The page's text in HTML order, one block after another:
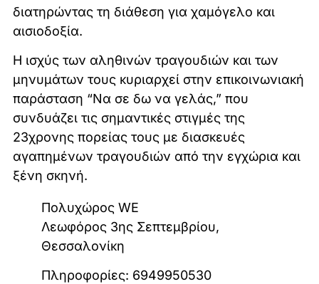
διατηρώντας τη διάθεση για χαμόγελο και
αισιοδοξία.
Η ισχύς των αληθινών τραγουδιών και των
μηνυμάτων τους κυριαρχεί στην επικοινωνιακή
παράσταση “Να σε δω να γελάς,” που
συνδυάζει τις σημαντικές στιγμές της
23χρονης πορείας τους με διασκευές
αγαπημένων τραγουδιών από την εγχώρια και
ξένη σκηνή.
Πολυχώρος WE
Λεωφόρος 3ης Σεπτεμβρίου,
Θεσσαλονίκη
Πληροφορίες: 6949950530